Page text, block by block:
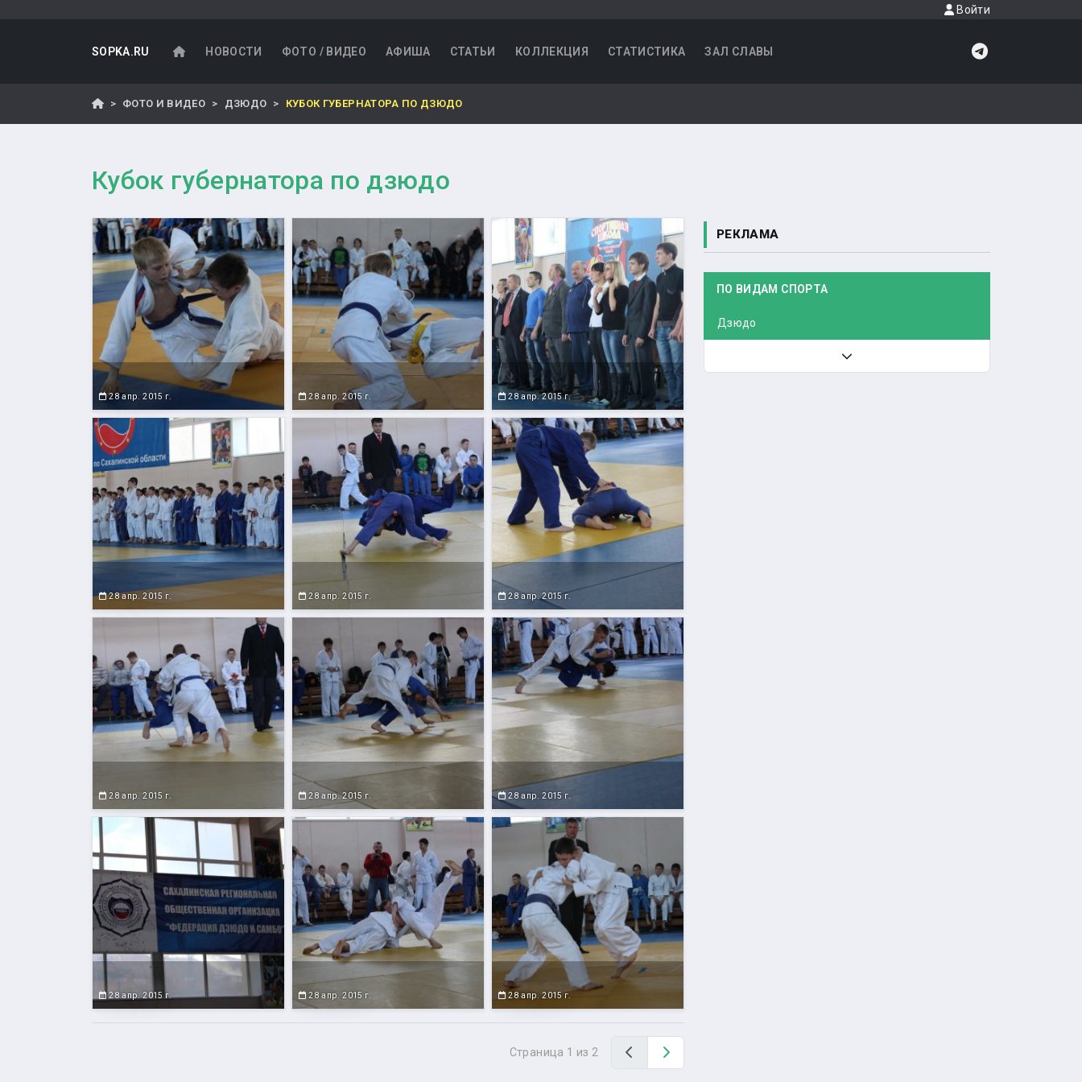
Войти
SOPKA.RU НОВОСТИ ФОТО / ВИДЕО АФИША СТАТЬИ КОЛЛЕКЦИЯ СТАТИСТИКА ЗАЛ СЛАВЫ
ФОТО И ВИДЕО ДЗЮДО КУБОК ГУБЕРНАТОРА ПО ДЗЮДО
Кубок губернатора по дзюдо
28 апр. 2015 г. 28 апр. 2015 г. 28 апр. 2015 г.
28 апр. 2015 г. 28 апр. 2015 г. 28 апр. 2015 г.
28 апр. 2015 г. 28 апр. 2015 г. 28 апр. 2015 г.
28 апр. 2015 г. 28 апр. 2015 г. 28 апр. 2015 г.
Страница 1 из 2 Назад
РЕКЛАМА
ПО ВИДАМ СПОРТА
Дзюдо